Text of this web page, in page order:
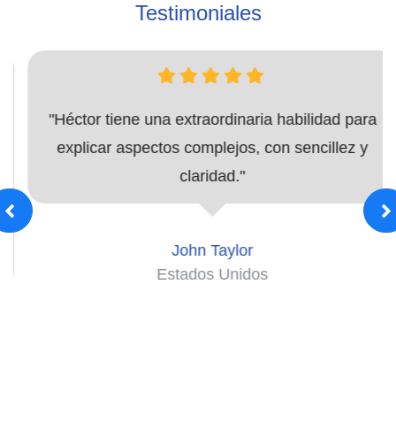
Testimoniales
"Héctor tiene una extraordinaria habilidad para
explicar aspectos complejos, con sencillez y
claridad."
John Taylor
Estados Unidos